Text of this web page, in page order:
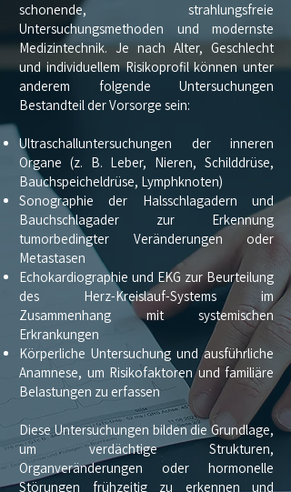
schonende, strahlungsfreie
Untersuchungsmethoden und modernste
Medizintechnik. Je nach Alter, Geschlecht
und individuellem Risikoprofil können unter
anderem folgende Untersuchungen
Bestandteil der Vorsorge sein:
Ultraschalluntersuchungen der inneren
Organe (z. B. Leber, Nieren, Schilddrüse,
Bauchspeicheldrüse, Lymphknoten)
Sonographie der Halsschlagadern und
Bauchschlagader zur Erkennung
tumorbedingter Veränderungen oder
Metastasen
Echokardiographie und EKG zur Beurteilung
des Herz-Kreislauf-Systems im
Zusammenhang mit systemischen
Erkrankungen
Körperliche Untersuchung und ausführliche
Anamnese, um Risikofaktoren und familiäre
Belastungen zu erfassen
Diese Untersuchungen bilden die Grundlage,
um verdächtige Strukturen,
Organveränderungen oder hormonelle
Störungen frühzeitig zu erkennen und